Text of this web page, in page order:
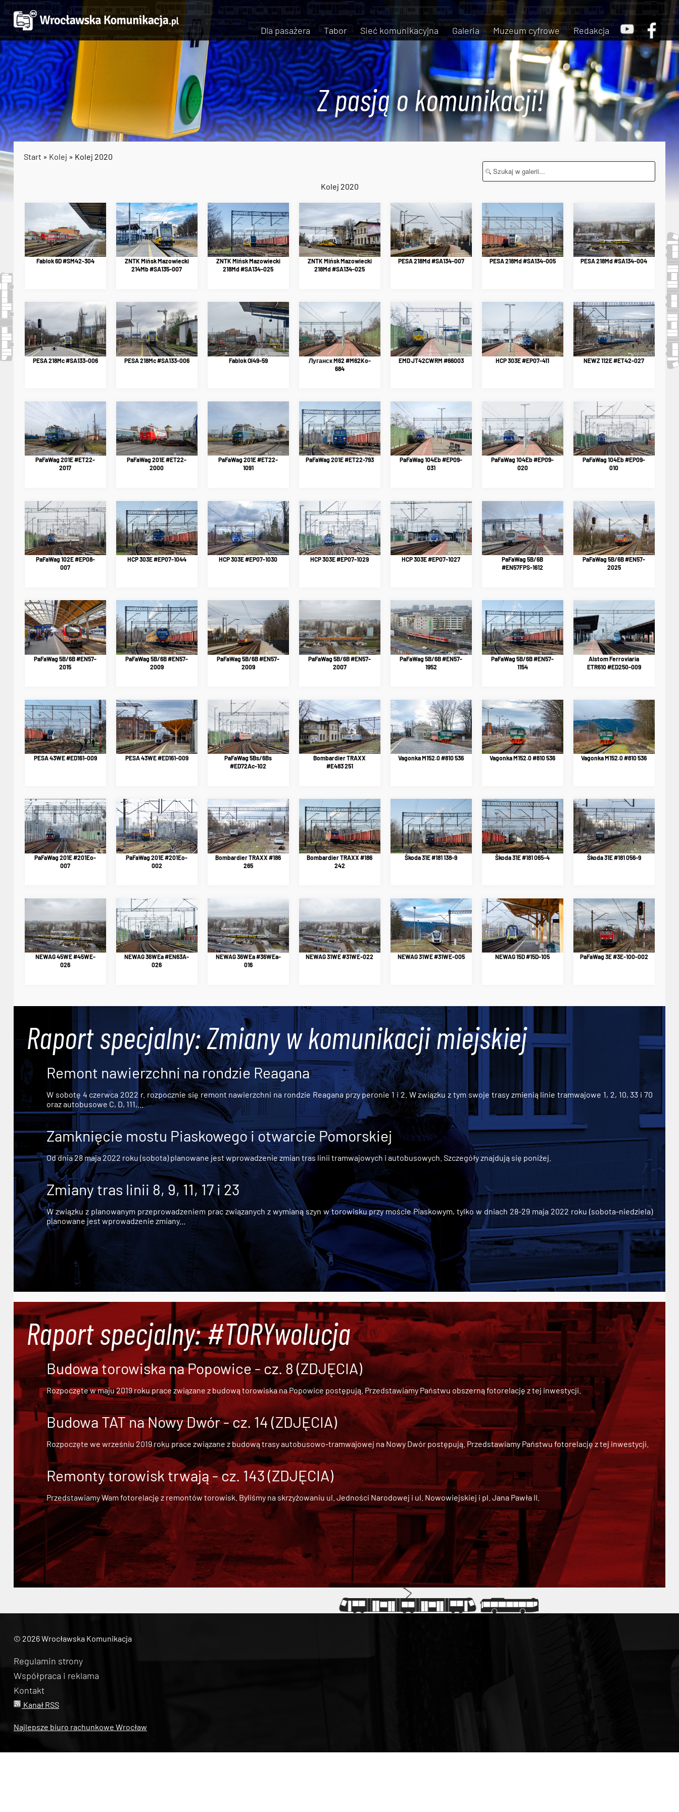
Dla pasażera Tabor Sieć komunikacyjna Galeria Muzeum cyfrowe Redakcja
Z pasją o komunikacji!
Start » Kolej » Kolej 2020
Kolej 2020
Fablok 6D #SM42-304
ZNTK Mińsk Mazowiecki
214Mb #SA135-007
ZNTK Mińsk Mazowiecki
218Md #SA134-025
ZNTK Mińsk Mazowiecki
218Md #SA134-025
PESA 218Md #SA134-007 PESA 218Md #SA134-005 PESA 218Md #SA134-004
PESA 218Mc #SA133-006 PESA 218Mc #SA133-006 Fablok Ol49-59
Луганск M62 #M62Ko-
684
EMD JT42CWRM #66003 HCP 303E #EP07-411 NEWZ 112E #ET42-027
PaFaWag 201E #ET22-
2017
PaFaWag 201E #ET22-
2000
PaFaWag 201E #ET22-
1091
PaFaWag 201E #ET22-793
PaFaWag 104Eb #EP09-
031
PaFaWag 104Eb #EP09-
020
PaFaWag 104Eb #EP09-
010
PaFaWag 102E #EP08-
007
HCP 303E #EP07-1044 HCP 303E #EP07-1030 HCP 303E #EP07-1029 HCP 303E #EP07-1027
PaFaWag 5B/6B
#EN57FPS-1612
PaFaWag 5B/6B #EN57-
2025
PaFaWag 5B/6B #EN57-
2015
PaFaWag 5B/6B #EN57-
2009
PaFaWag 5B/6B #EN57-
2009
PaFaWag 5B/6B #EN57-
2007
PaFaWag 5B/6B #EN57-
1952
PaFaWag 5B/6B #EN57-
1154
Alstom Ferroviaria
ETR610 #ED250-009
PESA 43WE #ED161-009 PESA 43WE #ED161-009
PaFaWag 5Bs/6Bs
#ED72Ac-102
Bombardier TRAXX
#E483 251
Vagonka M152.0 #810 536 Vagonka M152.0 #810 536 Vagonka M152.0 #810 536
PaFaWag 201E #201Eo-
007
PaFaWag 201E #201Eo-
002
Bombardier TRAXX #186
265
Bombardier TRAXX #186
242
Škoda 31E #181 138-9 Škoda 31E #181 065-4 Škoda 31E #181 056-9
NEWAG 45WE #45WE-
026
NEWAG 36WEa #EN63A-
026
NEWAG 36WEa #36WEa-
016
NEWAG 31WE #31WE-022 NEWAG 31WE #31WE-005 NEWAG 15D #15D-105 PaFaWag 3E #3E-100-002
Raport specjalny: Zmiany w komunikacji miejskiej
Remont nawierzchni na rondzie Reagana
W sobotę 4 czerwca 2022 r. rozpocznie się remont nawierzchni na rondzie Reagana przy peronie 1 i 2. W związku z tym swoje trasy zmienią linie tramwajowe 1, 2, 10, 33 i 70
oraz autobusowe C, D, 111,...
Zamknięcie mostu Piaskowego i otwarcie Pomorskiej
Od dnia 28 maja 2022 roku (sobota) planowane jest wprowadzenie zmian tras linii tramwajowych i autobusowych. Szczegóły znajdują się poniżej.
Zmiany tras linii 8, 9, 11, 17 i 23
W związku z planowanym przeprowadzeniem prac związanych z wymianą szyn w torowisku przy moście Piaskowym, tylko w dniach 28-29 maja 2022 roku (sobota-niedziela)
planowane jest wprowadzenie zmiany...
Raport specjalny: #TORYwolucja
Budowa torowiska na Popowice - cz. 8 (ZDJĘCIA)
Rozpoczęte w maju 2019 roku prace związane z budową torowiska na Popowice postępują. Przedstawiamy Państwu obszerną fotorelację z tej inwestycji.
Budowa TAT na Nowy Dwór - cz. 14 (ZDJĘCIA)
Rozpoczęte we wrześniu 2019 roku prace związane zbudową trasy autobusowo-tramwajowej na Nowy Dwórpostępują. Przedstawiamy Państwu fotorelację z tej inwestycji.
Remonty torowisk trwają - cz. 143 (ZDJĘCIA)
Przedstawiamy Wam fotorelację z remontów torowisk. Byliśmy na skrzyżowaniu ul. Jedności Narodowej i ul. Nowowiejskiej i pl. Jana Pawła II.
© 2026 Wrocławska Komunikacja
Regulamin strony
Współpraca i reklama
Kontakt
Kanał RSS
Najlepsze biuro rachunkowe Wrocław